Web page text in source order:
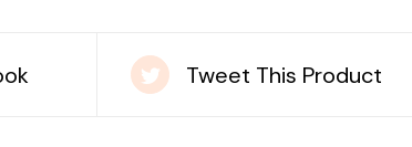
Tweet This Product